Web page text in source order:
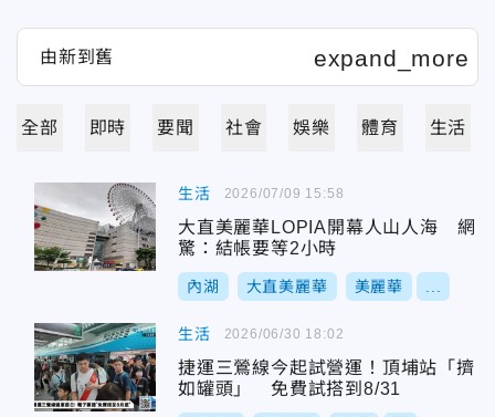
全部 即時 要聞 社會 娛樂 體育 生活
生活
大直美麗華LOPIA開幕人山人海 網
驚：結帳要等2小時
內湖 大直美麗華 美麗華
2026/07/09 15:58
生活
捷運三鶯線今起試營運！頂埔站「擠
如罐頭」 免費試搭到8/31
2026/06/30 18:02